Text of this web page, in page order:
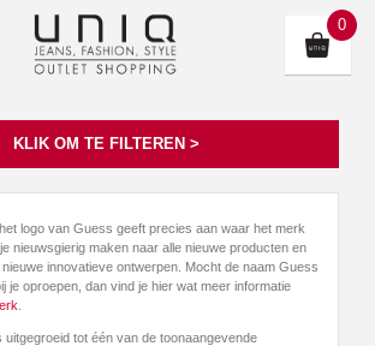
0
KLIK OM TE FILTEREN >
logo van Guess geeft precies aan waar het merk
nieuwsgierig maken naar alle nieuwe producten en
innovatieve ontwerpen. Mocht de naam Guess
je oproepen, dan vind je hier wat meer informatie
tot één van de toonaangevende